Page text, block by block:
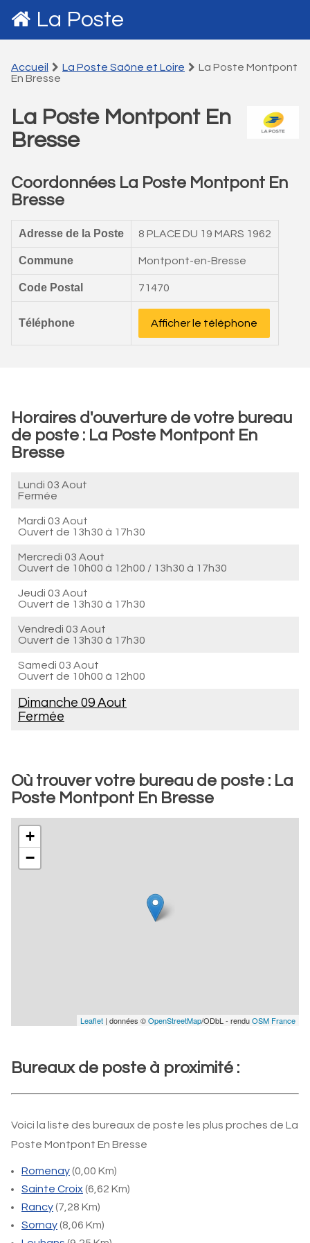
La Poste
Accueil La Poste Saône et Loire
La Poste Montpont
En Bresse
La Poste Montpont En
Bresse
Coordonnées La Poste Montpont En
Bresse
Adresse de la Poste 8 PLACE DU 19 MARS 1962
Commune Montpont-en-Bresse
Code Postal 71470
Téléphone Afficher le téléphone
Horaires d'ouverture de votre bureau
de poste : La Poste Montpont En
Bresse
Lundi 03 Aout
Fermée
Mardi 03 Aout
Ouvert de 13h30 à 17h30
Mercredi 03 Aout
Ouvert de 10h00 à 12h00 / 13h30 à 17h30
Jeudi 03 Aout
Ouvert de 13h30 à 17h30
Vendredi 03 Aout
Ouvert de 13h30 à 17h30
Samedi 03 Aout
Ouvert de 10h00 à 12h00
Dimanche 09 Aout
Fermée
Où trouver votre bureau de poste : La
Poste Montpont En Bresse
+
−
Leaflet | données ©OpenStreetMap/ODbL - renduOSM France
Bureaux de poste à proximité :
Voici la liste des bureaux de poste les plus proches de La
Poste Montpont En Bresse
Romenay(0,00 Km)
Sainte Croix(6,62 Km)
Rancy(7,28 Km)
Sornay(8,06 Km)